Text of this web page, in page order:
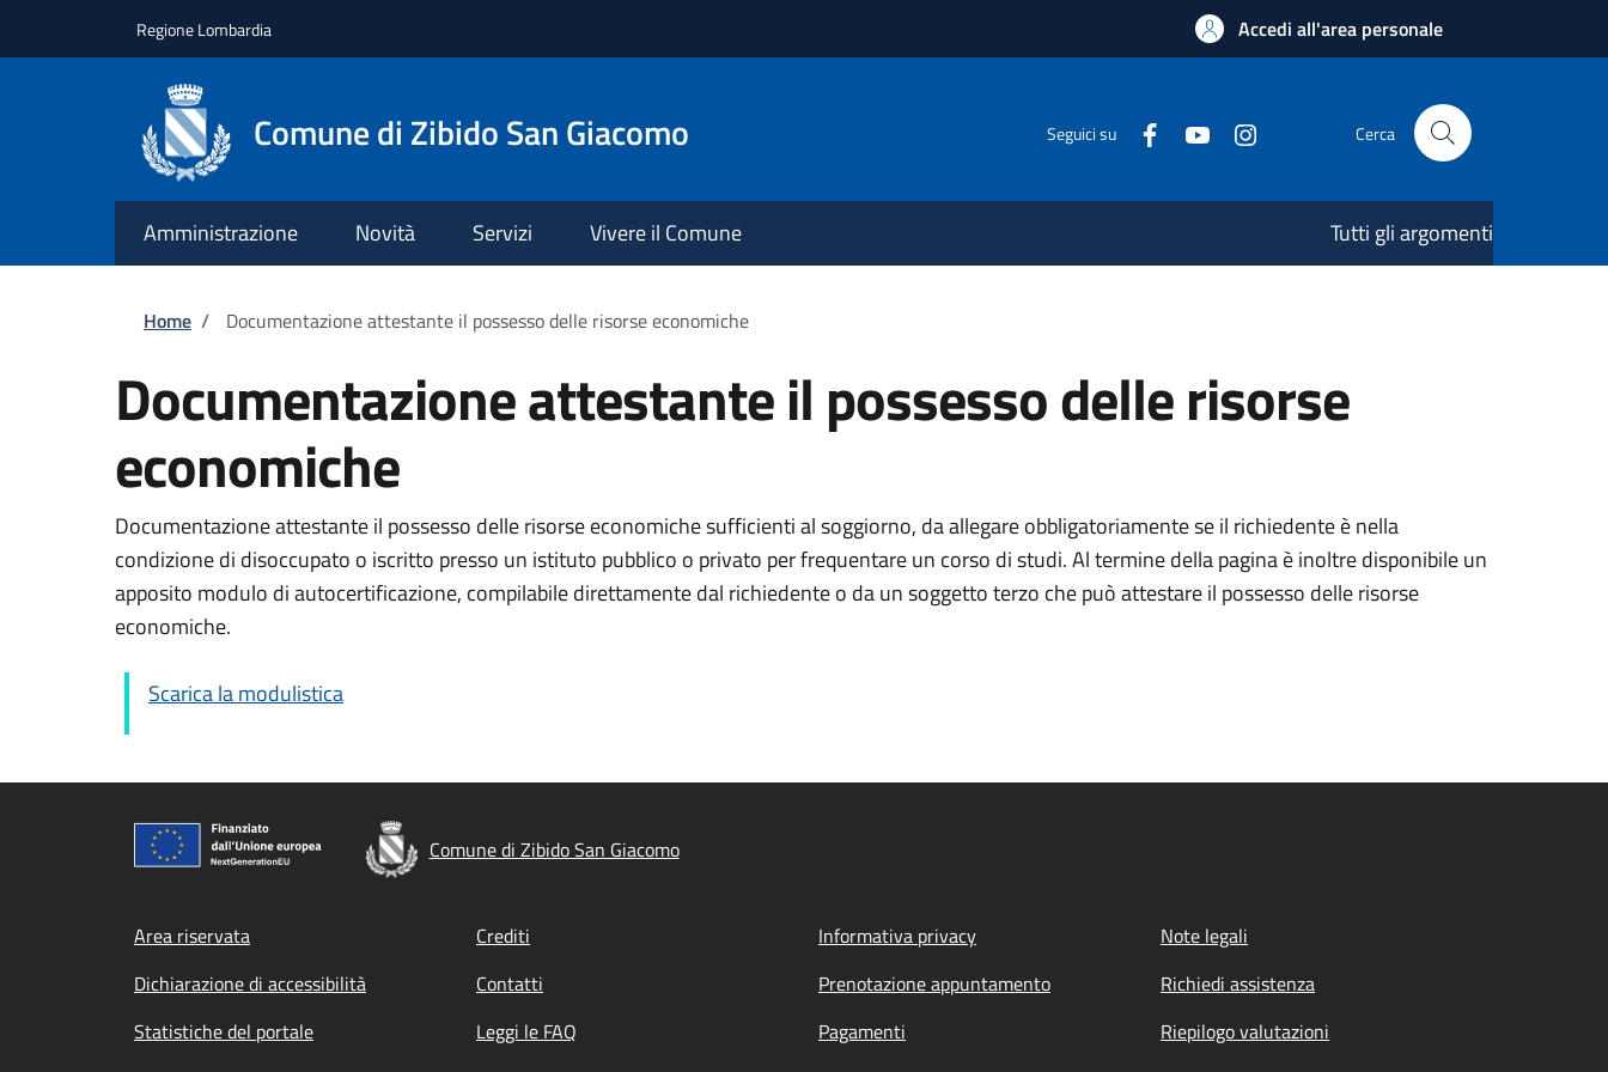
Regione Lombardia Accedi all'area personale
Comune di Zibido San Giacomo Seguici su Cerca
Amministrazione Novità Servizi Vivere il Comune Tutti gli argomenti
Briciole di pane
Home / Documentazione attestante il possesso delle risorse economiche
Documentazione attestante il possesso delle risorse
economiche
Documentazione attestante il possesso delle risorse economiche sufficienti al soggiorno, da allegare obbligatoriamente se il richiedente è nella
condizione di disoccupato o iscritto presso un istituto pubblico o privato per frequentare un corso di studi. Al termine della pagina è inoltre disponibile un
apposito modulo di autocertificazione, compilabile direttamente dal richiedente o da un soggetto terzo che può attestare il possesso delle risorse
economiche.
Scarica la modulistica
Comune di Zibido San Giacomo
Footer menu
Area riservata Crediti Informativa privacy
Note legali
Dichiarazione di accessibilità
Contatti Prenotazione appuntamento
Richiedi assistenza
Statistiche del portale
Leggi le FAQ Pagamenti
Riepilogo valutazioni